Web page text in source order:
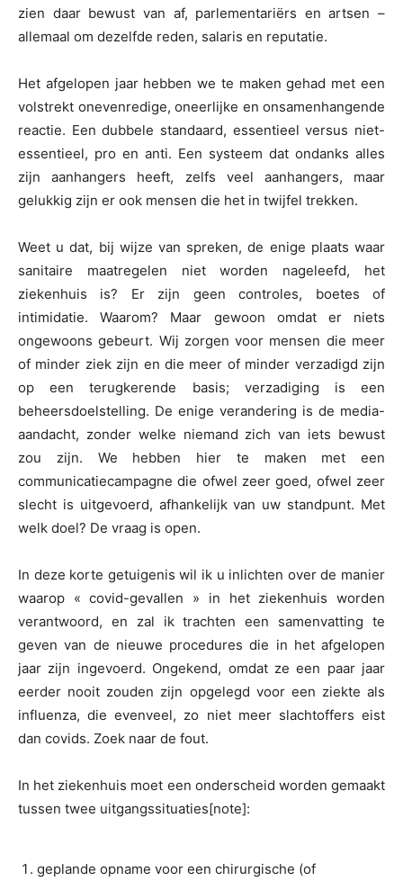
zien daar bewust van af, parlementariërs en artsen –
allemaal om dezelfde reden, salaris en reputatie.
Het afgelopen jaar hebben we te maken gehad met een
volstrekt onevenredige, oneerlijke en onsamenhangende
reactie. Een dubbele standaard, essentieel versus niet-
essentieel, pro en anti. Een systeem dat ondanks alles
zijn aanhangers heeft, zelfs veel aanhangers, maar
gelukkig zijn er ook mensen die het in twijfel trekken.
Weet u dat, bij wijze van spreken, de enige plaats waar
sanitaire maatregelen niet worden nageleefd, het
ziekenhuis is? Er zijn geen controles, boetes of
intimidatie. Waarom? Maar gewoon omdat er niets
ongewoons gebeurt. Wij zorgen voor mensen die meer
of minder ziek zijn en die meer of minder verzadigd zijn
op een terugkerende basis; verzadiging is een
beheersdoelstelling. De enige verandering is de media-
aandacht, zonder welke niemand zich van iets bewust
zou zijn. We hebben hier te maken met een
communicatiecampagne die ofwel zeer goed, ofwel zeer
slecht is uitgevoerd, afhankelijk van uw standpunt. Met
welk doel? De vraag is open.
In deze korte getuigenis wil ik u inlichten over de manier
waarop « covid-gevallen » in het ziekenhuis worden
verantwoord, en zal ik trachten een samenvatting te
geven van de nieuwe procedures die in het afgelopen
jaar zijn ingevoerd. Ongekend, omdat ze een paar jaar
eerder nooit zouden zijn opgelegd voor een ziekte als
influenza, die evenveel, zo niet meer slachtoffers eist
dan covids. Zoek naar de fout.
In het ziekenhuis moet een onderscheid worden gemaakt
tussen twee uitgangssituaties[note]:
geplande opname voor een chirurgische (of